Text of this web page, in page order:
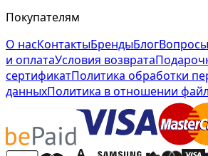
Покупателям
О насКонтактыБрендыБлог
и оплатаУсловия возврата
сертификатПолитика обработки
данныхПолитика в отношении